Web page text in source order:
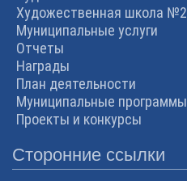
Художественная школа №2
Муниципальные услуги
Отчеты
Награды
План деятельности
Муниципальные программы
Проекты и конкурсы
Сторонние ссылки